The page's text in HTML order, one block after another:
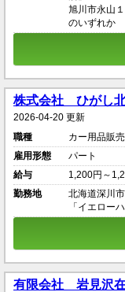
旭川市永山
のいずれか
株式会社 ひがし
2026-04-20 更新
職種
カー用品販
雇用形態
パート
給与
1,200円～
勤務地
北海道深川
「イエロー
有限会社 岩見沢